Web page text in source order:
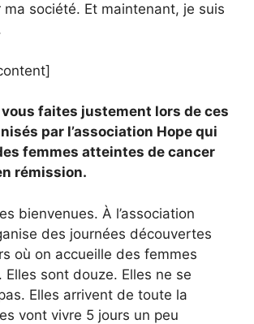
ma société. Et maintenant, je suis
vous faites justement lors de ces
par l’association Hope qui
femmes atteintes de cancer
rémission.
bienvenues. À l’association
des journées découvertes
où on accueille des femmes
sont douze. Elles ne se
Elles arrivent de toute la
vont vivre 5 jours un peu